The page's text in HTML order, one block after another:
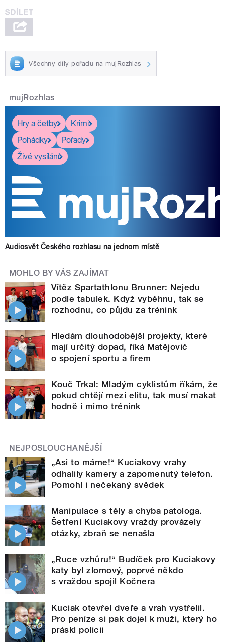
Všechny díly pořadu na mujRozhlas
mujRozhlas
Hry a četby
Krimi
Pohádky
Pořady
Živé vysílání
Audiosvět Českého rozhlasu na jednom místě
MOHLO BY VÁS ZAJÍMAT
Vítěz Spartathlonu Brunner: Nejedu
podle tabulek. Když vyběhnu, tak se
rozhodnu, co půjdu za trénink
Hledám dlouhodobější projekty, které
mají určitý dopad, říká Matějovič
o spojení sportu a firem
Kouč Trkal: Mladým cyklistům říkám, že
pokud chtějí mezi elitu, tak musí makat
hodně i mimo trénink
NEJPOSLOUCHANĚJŠÍ
„Asi to máme!“ Kuciakovy vrahy
odhalily kamery a zapomenutý telefon.
Pomohl i nečekaný svědek
Manipulace s těly a chyba patologa.
Šetření Kuciakovy vraždy provázely
otázky, zbraň se nenašla
„Ruce vzhůru!“ Budíček pro Kuciakovy
katy byl zlomový, poprvé někdo
s vraždou spojil Kočnera
Kuciak otevřel dveře a vrah vystřelil.
Pro peníze si pak dojel k muži, který ho
práskl policii